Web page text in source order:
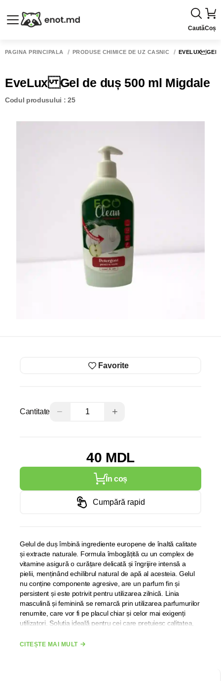
CautăCoș
PAGINA PRINCIPALĂ PRODUSE CHIMICE DE UZ CASNIC EVELUX GEL
EveLux Gel de duș 500 ml Migdale
Codul produsului : 25
Favorite
Cantitate − +
40 MDL
În coș
Cumpără rapid
Gelul de duș îmbină ingrediente europene de înaltă calitate
și extracte naturale. Formula îmbogățită cu un complex de
vitamine asigură o curățare delicată și îngrijire intensă a
pielii, menținând echilibrul natural de apă al acesteia. Gelul
nu conține componente agresive, are un parfum fin și
persistent și este potrivit pentru utilizarea zilnică. Linia
masculină și feminină se remarcă prin utilizarea parfumurilor
renumite, care vor fi pe placul chiar și celor mai exigenți
utilizatori. Soluția ideală pentru cei care prețuiesc calitatea,
Aqua, Sodium Laureth Sulfate, Cocamidopropyl Betaine,
CITEȘTE MAI MULT